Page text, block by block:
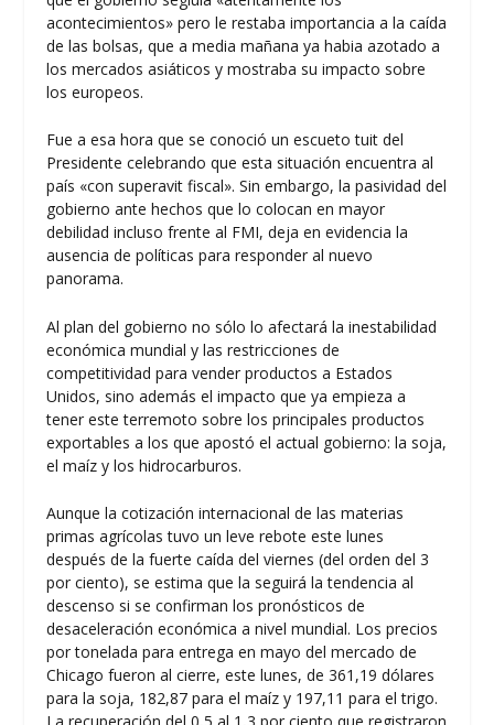
acontecimientos» pero le restaba importancia a la caída
de las bolsas, que a media mañana ya habia azotado a
los mercados asiáticos y mostraba su impacto sobre
los europeos.
Fue a esa hora que se conoció un escueto tuit del
Presidente celebrando que esta situación encuentra al
país «con superavit fiscal». Sin embargo, la pasividad del
gobierno ante hechos que lo colocan en mayor
debilidad incluso frente al FMI, deja en evidencia la
ausencia de políticas para responder al nuevo
panorama.
Al plan del gobierno no sólo lo afectará la inestabilidad
económica mundial y las restricciones de
competitividad para vender productos a Estados
Unidos, sino además el impacto que ya empieza a
tener este terremoto sobre los principales productos
exportables a los que apostó el actual gobierno: la soja,
el maíz y los hidrocarburos.
Aunque la cotización internacional de las materias
primas agrícolas tuvo un leve rebote este lunes
después de la fuerte caída del viernes (del orden del 3
por ciento), se estima que la seguirá la tendencia al
descenso si se confirman los pronósticos de
desaceleración económica a nivel mundial. Los precios
por tonelada para entrega en mayo del mercado de
Chicago fueron al cierre, este lunes, de 361,19 dólares
para la soja, 182,87 para el maíz y 197,11 para el trigo.